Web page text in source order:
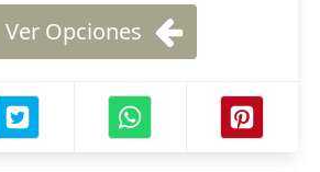
Ver Opciones